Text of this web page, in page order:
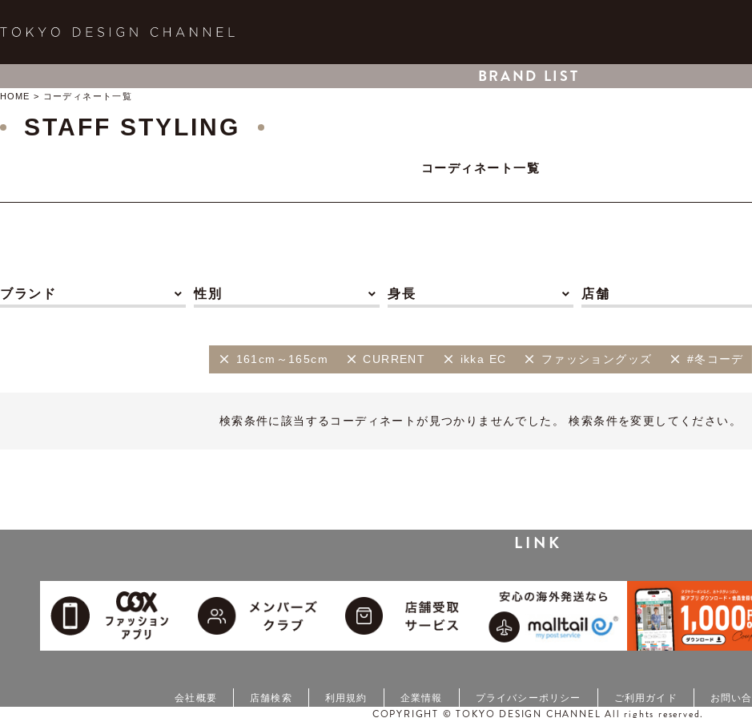
BRAND LIST
HOME コーディネート一覧
STAFF STYLING
コーディネート一覧
ブランド 性別 身長 店舗
161cm～165cm CURRENT ikka EC ファッショングッズ #冬コーデ
検索条件に該当するコーディネートが見つかりませんでした。 検索条件を変更してください。
LINK
会社概要 店舗検索 利用規約 企業情報 プライバシーポリシー ご利用ガイド お問い
COPYRIGHT © TOKYO DESIGN CHANNEL All rights reserved.